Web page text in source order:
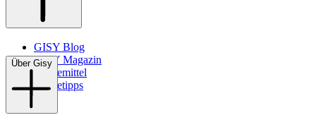
GISY Blog
GISY Magazin
Pflegemittel
Pflegetipps
Über Gisy